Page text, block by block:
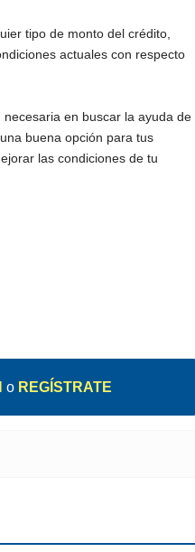
tipo de monto del crédito,
actuales con respecto
en buscar la ayuda de
buena opción para tus
las condiciones de tu
o REGÍSTRATE